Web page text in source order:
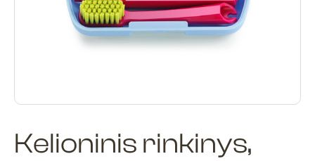
Kelioninis rinkinys,